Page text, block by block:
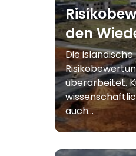
den
Die
überarbeitet.
auch...